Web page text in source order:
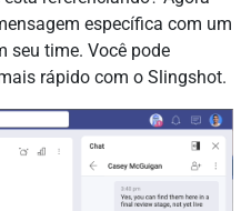
específica com um
seu time. Você pode
rápido com o Slingshot.